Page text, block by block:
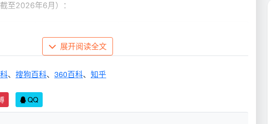
至2026年6月）：
元/小
小型出租房、简单清
理
元/小时
展开阅读全文
、 搜狗百科、 360百科、 知乎
QQ